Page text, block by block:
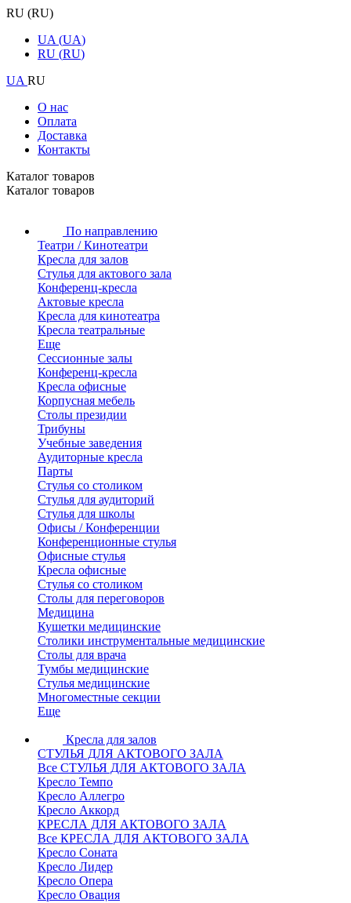
RU (RU)
UA (UA)
RU (RU)
UA RU
О нас
Оплата
Доставка
Контакты
Каталог товаров
Каталог товаров
По направлению
Театри / Кинотеатри
Кресла для залов
Стулья для актового зала
Конференц-кресла
Актовые кресла
Кресла для кинотеатра
Кресла театральные
Еще
Сессионные залы
Конференц-кресла
Кресла офисные
Корпусная мебель
Столы президии
Трибуны
Учебные заведения
Аудиторные кресла
Парты
Стулья со столиком
Стулья для аудиторий
Стулья для школы
Офисы / Конференции
Конференционные стулья
Офисные стулья
Кресла офисные
Стулья со столиком
Столы для переговоров
Медицина
Кушетки медицинские
Столики инструментальные медицинские
Столы для врача
Тумбы медицинские
Стулья медицинские
Многоместные секции
Еще
Кресла для залов
СТУЛЬЯ ДЛЯ АКТОВОГО ЗАЛА
Все СТУЛЬЯ ДЛЯ АКТОВОГО ЗАЛА
Кресло Темпо
Кресло Аллегро
Кресло Аккорд
КРЕСЛА ДЛЯ АКТОВОГО ЗАЛА
Все КРЕСЛА ДЛЯ АКТОВОГО ЗАЛА
Кресло Соната
Кресло Лидер
Кресло Опера
Кресло Овация